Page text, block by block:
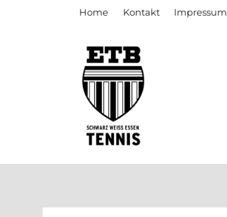
Home Kontakt Impressum